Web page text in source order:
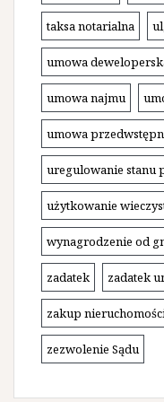
taksa notarialna
umowa
umowa najmu
umowa
uregulowanie stanu
użytkowanie
wynagrodzenie od
zadatek zadatek
zakup
zezwolenie Sądu